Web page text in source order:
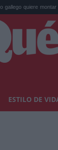
montar su 'Ruta
ESTILO DE